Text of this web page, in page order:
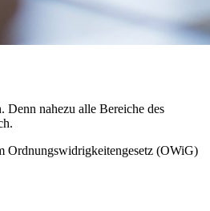
nahezu alle Bereiche des
Ordnungswidrigkeitengesetz (OWiG)